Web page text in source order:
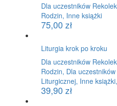
Dla uczestników
Rodzin, Inne książki
75,00 zł
Liturgia krok po kroku
Dla uczestników
Rodzin, Dla
Liturgicznej, Inne
39,90 zł